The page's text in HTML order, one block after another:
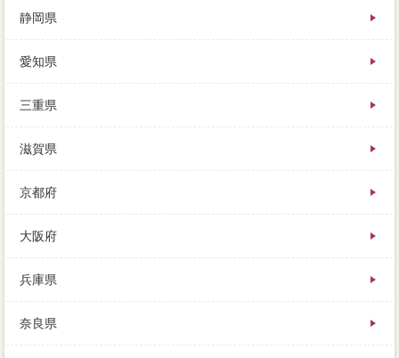
静岡県
愛知県
三重県
滋賀県
京都府
大阪府
兵庫県
奈良県